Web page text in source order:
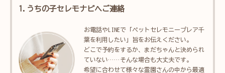
1.うちの子セレモナビへご連絡
お電話やLINEで「ペットセレモニープレア千
葉を利用したい」旨をお伝えください。
どこで予約をするか、まだちゃんと決められ
ていない……そんな場合も大丈夫です。
希望に合わせて様々な霊園さんの中から最適